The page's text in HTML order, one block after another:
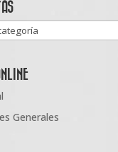
Generales